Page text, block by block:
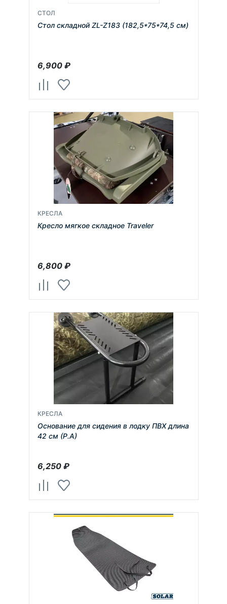
СТОЛ
Стол складной ZL-Z183 (182,5*75*74,5 см)
6,900₽
КРЕСЛА
Кресло мягкое складное Traveler
6,800₽
КРЕСЛА
Основание для сидения в лодку ПВХ длина
42 см (Р.А)
6,250₽